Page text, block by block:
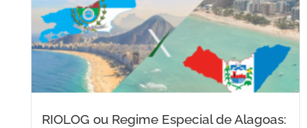
RIOLOG ou Regime Especial de Alagoas: